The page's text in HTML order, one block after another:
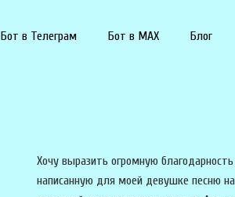
Бот в Телеграм Бот в MAX Блог
Хочу выразить огромную
написанную для моей девушке песню